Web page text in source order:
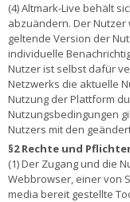
(4) Altmark-Live behält
abzuändern. Der Nutzer
geltende Version der
individuelle
Nutzer ist selbst dafür
Netzwerks die aktuelle
Nutzung der Plattform
Nutzungsbedingungen
Nutzers mit den
§2 Rechte und
(1) Der Zugang und die
Webbrowser, einer von
media bereit gestellte